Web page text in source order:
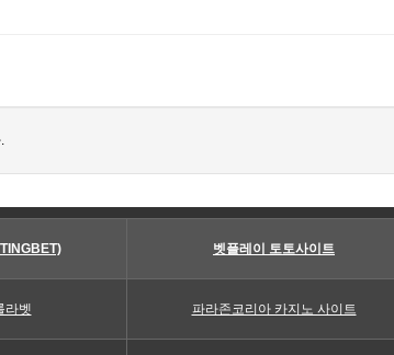
벳플레이 토토사이트
라벳 파라존코리아 카지노 사이트